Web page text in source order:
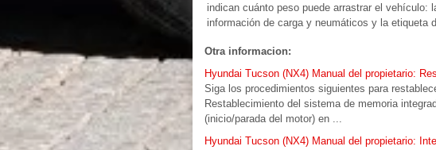
indican cuánto peso puede arrastrar el vehículo:
información de carga y neumáticos y la etiqueta
Otra informacion:
Hyundai Tucson (NX4) Manual del propietario:
Siga los procedimientos siguientes para
Restablecimiento del sistema de memoria
(inicio/parada del motor) en ...
Hyundai Tucson (NX4) Manual del propietario: